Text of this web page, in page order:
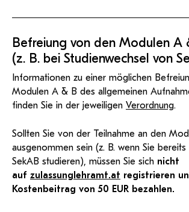
Befreiung von den Modulen A
(z. B. bei Studienwechsel von
Informationen zu einer möglichen
Modulen A & B des allgemeinen
finden Sie in der jeweiligen Verordnung.
Sollten Sie von der Teilnahme an den
ausgenommen sein (z. B. wenn Sie
SekAB studieren), müssen Sie sich nicht
auf zulassunglehramt.at registrieren
Kostenbeitrag von 50 EUR bezahlen.